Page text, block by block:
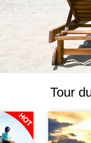
Tour